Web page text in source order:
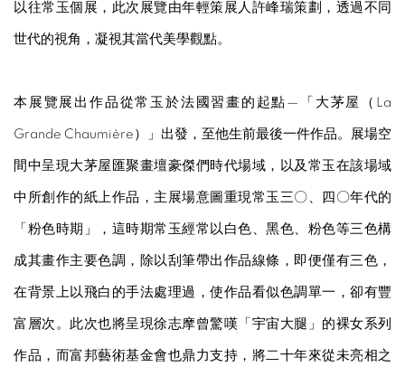
以往常玉個展，此次展覽由年輕策展人許峰瑞策劃，透過不同
世代的視角，凝視其當代美學觀點。
本展覽展出作品從常玉於法國習畫的起點—「大茅屋（La
Grande Chaumière）」出發，至他生前最後一件作品。展場空
間中呈現大茅屋匯聚畫壇豪傑們時代場域，以及常玉在該場域
中所創作的紙上作品，主展場意圖重現常玉三〇、四〇年代的
「粉色時期」，這時期常玉經常以白色、黑色、粉色等三色構
成其畫作主要色調，除以刮筆帶出作品線條，即便僅有三色，
在背景上以飛白的手法處理過，使作品看似色調單一，卻有豐
富層次。此次也將呈現徐志摩曾驚嘆「宇宙大腿」的裸女系列
作品，而富邦藝術基金會也鼎力支持，將二十年來從未亮相之